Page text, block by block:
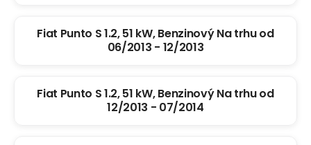
Fiat Punto S 1.2, 51 kW, Benzinový Na trhu od
06/2013 - 12/2013
Fiat Punto S 1.2, 51 kW, Benzinový Na trhu od
12/2013 - 07/2014